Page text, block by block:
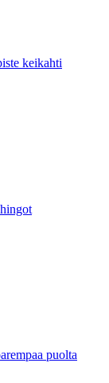
keikahti
puolta